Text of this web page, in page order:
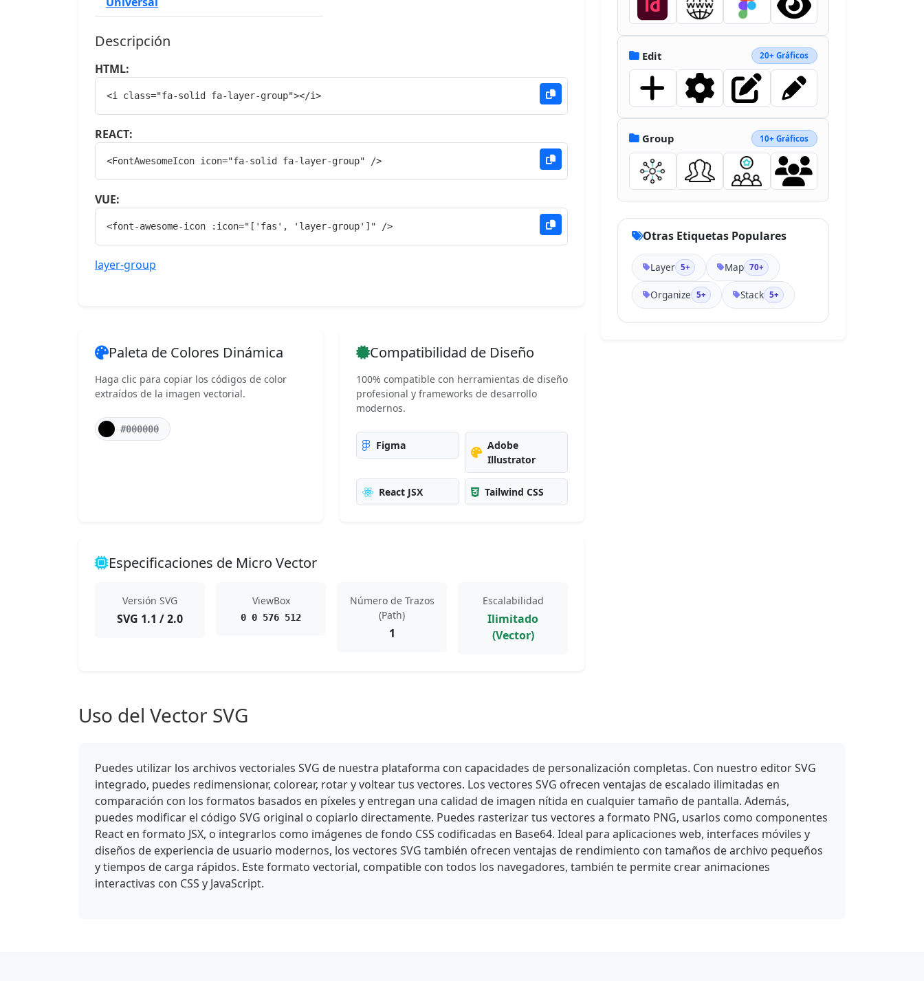
Descripción
HTML:
<i class="fa-solid fa-layer-group"></i>
REACT:
<FontAwesomeIcon icon="fa-solid fa-layer-group" />
VUE:
<font-awesome-icon :icon="['fas', 'layer-group']" />
layer-group
Paleta de Colores Dinámica
Haga clic para copiar los códigos de color
extraídos de la imagen vectorial.
#000000
Compatibilidad de Diseño
100% compatible con herramientas de diseño
profesional y frameworks de desarrollo
modernos.
Figma
Adobe
Illustrator
React JSX Tailwind CSS
Especificaciones de Micro Vector
Versión SVG
SVG 1.1 / 2.0
ViewBox
0 0 576 512
Número de Trazos
(Path)
1
Escalabilidad
Ilimitado
(Vector)
24.6c8.5 3.9 13.9 12.4 13.9 21.8s-
5.4 17.9-13.9 21.8l-218.6 101c-
14.9 6.9-32.1 6.9-47 0l-218.6-
101c-8.5-4-13.9-12.5-13.9-
21.8s5.4-17.9 13.9-21.8l53.2-24.6
152 70.2a88.1 88.1 0 0 0 73.8 0">
</path></svg>
Edit 20+ Gráficos
Group 10+ Gráficos
Otras Etiquetas Populares
Layer 5+ Map 70+
Organize 5+ Stack 5+
Uso del Vector SVG
Puedes utilizar los archivos vectoriales SVG de nuestra plataforma con capacidades de personalización completas. Con nuestro editor SVG
integrado, puedes redimensionar, colorear, rotar y voltear tus vectores. Los vectores SVG ofrecen ventajas de escalado ilimitadas en
comparación con los formatos basados en píxeles y entregan una calidad de imagen nítida en cualquier tamaño de pantalla. Además,
puedes modificar el código SVG original o copiarlo directamente. Puedes rasterizar tus vectores a formato PNG, usarlos como componentes
React en formato JSX, o integrarlos como imágenes de fondo CSS codificadas en Base64. Ideal para aplicaciones web, interfaces móviles y
diseños de experiencia de usuario modernos, los vectores SVG también ofrecen ventajas de rendimiento con tamaños de archivo pequeños
y tiempos de carga rápidos. Este formato vectorial, compatible con todos los navegadores, también te permite crear animaciones
interactivas con CSS y JavaScript.